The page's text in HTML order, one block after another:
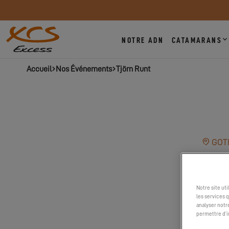
NOTRE ADN CATAMARANS
Accueil Nos Événements Tjörn Runt
Notre site
les services
analyser
permettre